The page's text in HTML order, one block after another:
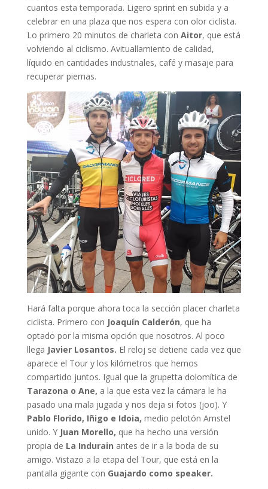
cuantos esta temporada. Ligero sprint en subida y a
celebrar en una plaza que nos espera con olor ciclista.
Lo primero 20 minutos de charleta con Aitor, que está
volviendo al ciclismo. Avituallamiento de calidad,
líquido en cantidades industriales, café y masaje para
recuperar piernas.
Hará falta porque ahora toca la sección placer charleta
ciclista. Primero con Joaquín Calderón, que ha
optado por la misma opción que nosotros. Al poco
llega Javier Losantos. El reloj se detiene cada vez que
aparece el Tour y los kilómetros que hemos
compartido juntos. Igual que la grupetta dolomítica de
Tarazona o Ane, a la que esta vez la cámara le ha
pasado una mala jugada y nos deja si fotos (joo). Y
Pablo Florido, Iñigo e Idoia, medio pelotón Amstel
unido. Y Juan Morello, que ha hecho una versión
propia de La Indurain antes de ir a la boda de su
amigo. Vistazo a la etapa del Tour, que está en la
pantalla gigante con Guajardo como speaker.